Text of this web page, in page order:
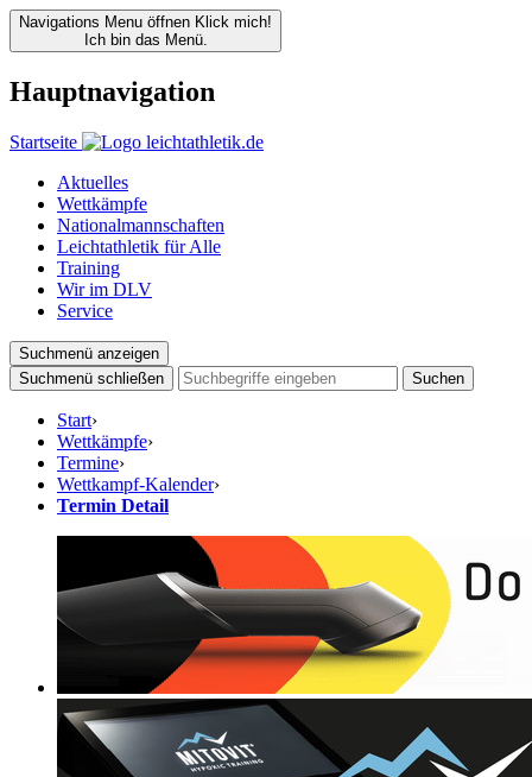
Navigations Menu öffnen Klick mich!
Ich bin das Menü.
Hauptnavigation
Startseite
Aktuelles
Wettkämpfe
Nationalmannschaften
Leichtathletik für Alle
Training
Wir im DLV
Service
Suchmenü anzeigen
Suchmenü schließen
Suchen
Start›
Wettkämpfe›
Termine›
Wettkampf-Kalender›
Termin Detail